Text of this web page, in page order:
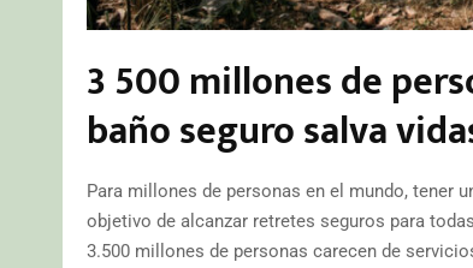
3 500 millones de
baño seguro salva
Para millones de personas en el mundo, tener
objetivo de alcanzar retretes seguros para
3.500 millones de personas carecen de